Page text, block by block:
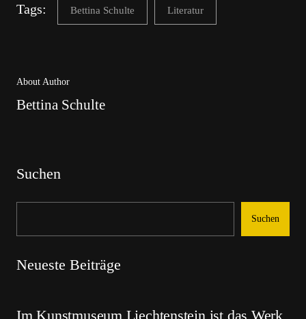
Tags: Bettina Schulte Literatur
About Author
Bettina Schulte
Suchen
Suchen
Neueste Beiträge
Im Kunstmuseum Liechtenstein ist das Werk